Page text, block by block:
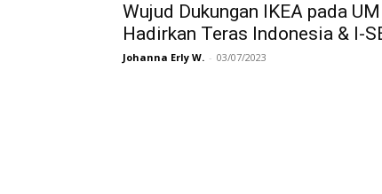
Wujud Dukungan IKEA pada
Hadirkan Teras Indonesia & I-
Johanna Erly W. - 03/07/2023